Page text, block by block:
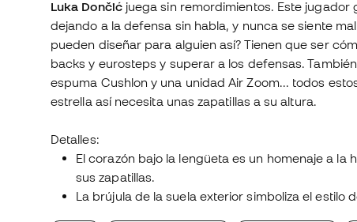
Luka Dončićjuega sin remordimientos. Este
dejando a la defensa sin habla, y nunca se siente
pueden diseñar para alguien así? Tienen que ser
backs y eurosteps y superar a los defensas.
espuma Cushlon y una unidad Air Zoom... todos
estrella así necesita unas zapatillas a su altura.
Detalles:
El corazón bajo la lengüeta es un homenaje a
sus zapatillas.
La brújula de la suela exterior simboliza el estilo